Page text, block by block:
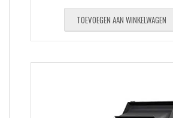
TOEVOEGEN AAN WINKELWAGEN